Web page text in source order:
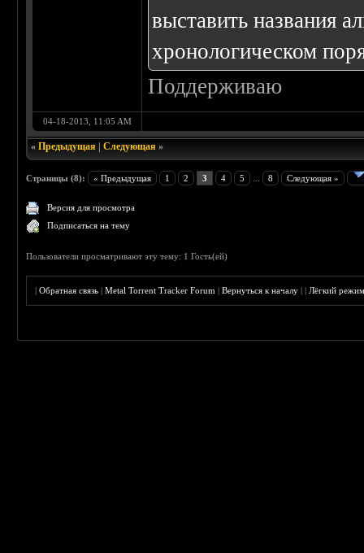
выставить названия
хронологическом
Поддерживаю
04-18-2013, 11:05 AM
«Предыдущая |Следующая »
Страницы (8): « Предыдущая 1 2 3 4 5 8 Следующая »
Версия для просмотра
Подписаться на тему
Пользователи просматривают эту тему: 1 Гость(ей)
|Обратная связь |Metal Torrent Tracker Forum |Вернуться к началу ||Лёгкий